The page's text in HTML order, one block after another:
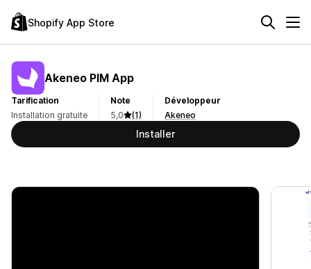
Shopify App Store
Akeneo PIM App
Tarification
Installation gratuite
Note
5,0
(1)
Développeur
Akeneo
Installer